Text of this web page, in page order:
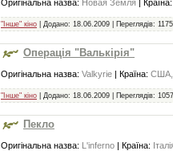
Оригінальна назва: Новая Земля |
"Інше" кіно | Додано: 18.06.2009 | Переглядів:
Операція "Валькірія"
Оригінальна назва: Valkyrie | Країна: США,
"Інше" кіно | Додано: 18.06.2009 | Переглядів:
Пекло
Оригінальна назва: L'inferno | Країна: